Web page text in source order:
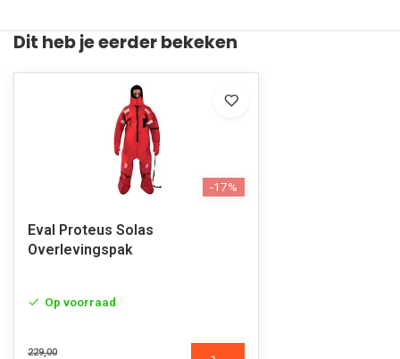
Dit heb je eerder bekeken
-17%
Eval Proteus Solas
Overlevingspak
Op voorraad
229,00